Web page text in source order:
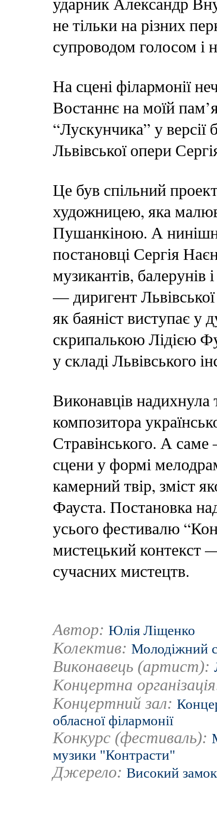
не тільки на різних
супроводом голосом і
На сцені філармонії
Востаннє на моїй
“Лускунчика” у
Львівської опери
Це був спільний
художницею, яка
Пушанкіною. А
постановці Сергія
музикантів, балерунів
— диригент
як баяніст виступає у
скрипалькою Лідією
у складі Львівського
Виконавців надихнула
композитора
Стравінського. А
сцени у формі
камерний твір, зміст
Фауста. Постановка
усього фестивалю
мистецький контекст
сучасних мистецтв.
Автор: Юлія Ліщенко
Колектив: Молодіжний
Виконавець (артист):
Концертна
Концертний зал:
обласної філармонії
Конкурс (фестиваль):
музики "Контрасти"
Джерело: Високий замок